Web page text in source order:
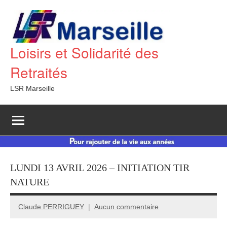
contenu
Loisirs et Solidarité des
Retraités
LSR Marseille
LUNDI 13 AVRIL 2026 – INITIATION TIR
NATURE
13
Claude PERRIGUEY Aucun commentaire